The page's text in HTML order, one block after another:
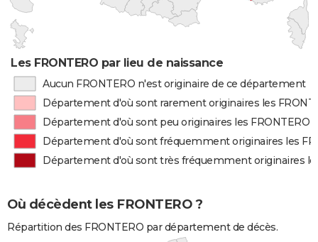
Les FRONTERO par lieu de naissance
Aucun FRONTERO n'est originaire de ce département
Département d'où sont rarement originaires les
Département d'où sont peu originaires les FRONTERO
Département d'où sont fréquemment originaires les
Département d'où sont très fréquemment originaires
Où décèdent les FRONTERO ?
Répartition des FRONTERO par département de décès.